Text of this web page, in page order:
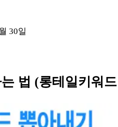
30일
법 (롱테일키워